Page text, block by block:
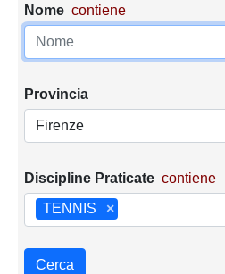
Nome contiene
Provincia
Firenze
Discipline Praticate contiene
×
TENNIS
Cerca